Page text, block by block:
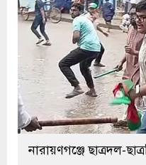
নারায়ণগঞ্জে ছাত্রদল-